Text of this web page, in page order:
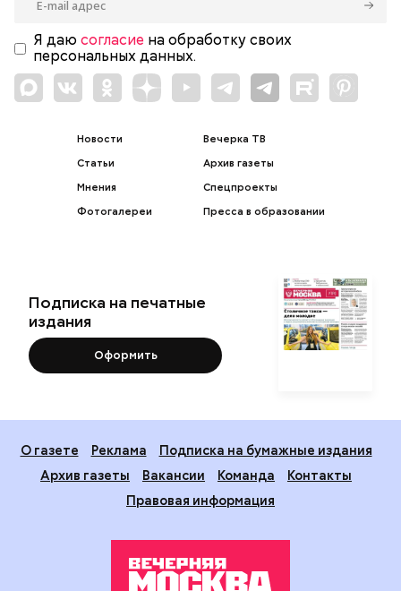
Я даю согласие на обработку своих
персональных данных.
Новости
Статьи
Мнения
Фотогалереи
Вечерка ТВ
Архив газеты
Спецпроекты
Пресса в образовании
Подписка на печатные
издания
Оформить
О газете Реклама
Подписка на бумажные издания
Архив газеты
Вакансии Команда
Контакты
Правовая информация